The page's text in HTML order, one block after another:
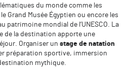
du monde comme les
Grand Musée Égyptien ou encore les
mondial de l’UNESCO. La
de la destination apporte une
Organiser un stage de natation
préparation sportive, immersion
mythique.